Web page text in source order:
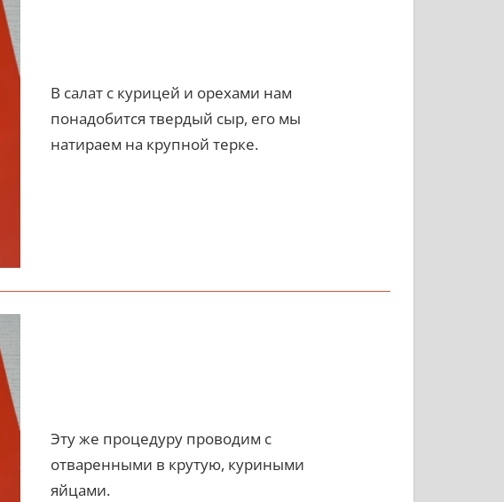
В салат с курицей и орехами нам
понадобится твердый сыр, его мы
натираем на крупной терке.
Эту же процедуру проводим с
отваренными в крутую, куриными
яйцами.